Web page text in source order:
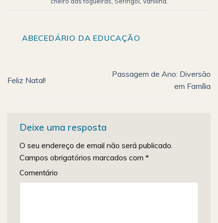
ABECEDÁRIO DA EDUCAÇÃO
Feliz Natal!
Passagem de Ano: Diversão
em Família
Deixe uma resposta
O seu endereço de email não será publicado.
Campos obrigatórios marcados com *
Comentário